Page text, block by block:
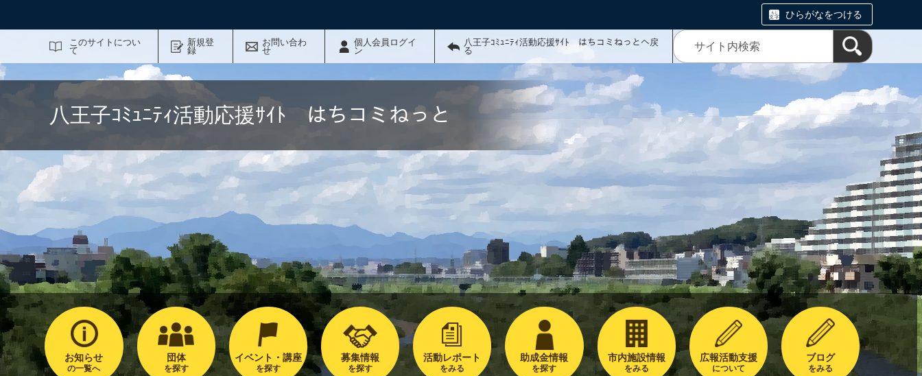
ひらがなをつける
このサイトについ
て
新規登
録
お問い合わ
せ
個人会員ログイ
ン
八王子ｺﾐｭﾆﾃｨ活動応援ｻｲﾄ はちコミねっとへ戻
る
八王子ｺﾐｭﾆﾃｨ活動応援ｻｲﾄ はちコミねっと
お知らせ
の一覧へ
団体
を探す
イベント・講座
を探す
募集情報
を探す
活動レポート
をみる
助成金情報
を探す
市内施設情報
をみる
広報活動支援
について
ブログ
をみる